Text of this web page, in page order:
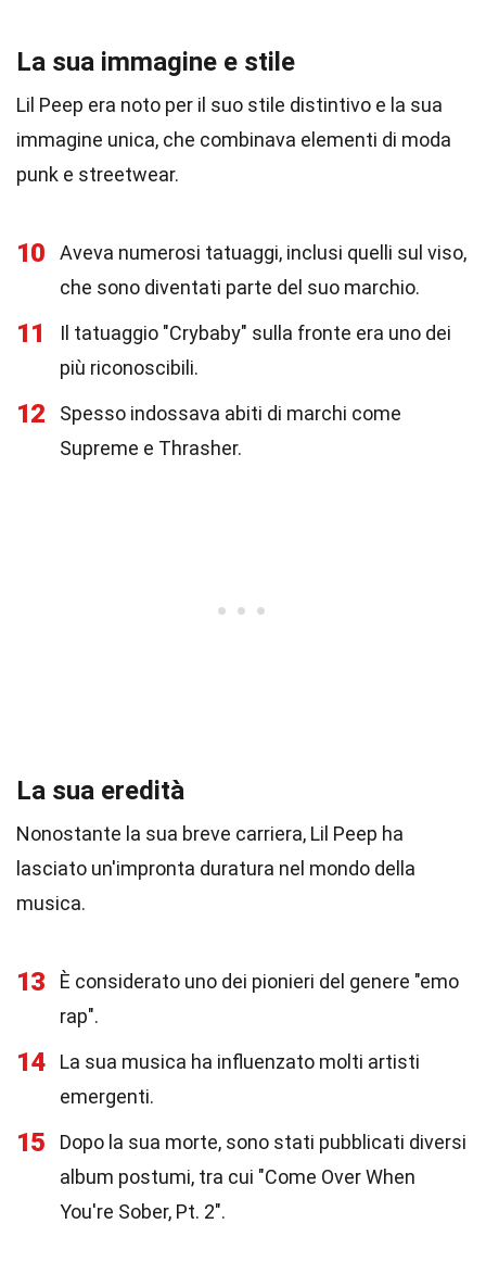
La sua immagine e stile
Lil Peep era noto per il suo stile distintivo e la sua
immagine unica, che combinava elementi di moda
punk e streetwear.
10
Aveva numerosi tatuaggi, inclusi quelli sul viso,
che sono diventati parte del suo marchio.
11
Il tatuaggio "Crybaby" sulla fronte era uno dei
più riconoscibili.
12
Spesso indossava abiti di marchi come
Supreme e Thrasher.
La sua eredità
Nonostante la sua breve carriera, Lil Peep ha
lasciato un'impronta duratura nel mondo della
musica.
13
È considerato uno dei pionieri del genere "emo
rap".
14
La sua musica ha influenzato molti artisti
emergenti.
15
Dopo la sua morte, sono stati pubblicati diversi
album postumi, tra cui "Come Over When
You're Sober, Pt. 2".